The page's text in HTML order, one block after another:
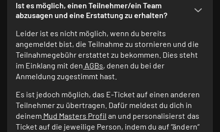
Ist es möglich, einen Teilnehmer/ein Team
abzusagen und eine Erstattung zu erhalten?
Leider ist es nicht möglich, wenn du bereits
angemeldet bist, die Teilnahme zu stornieren und die
Teilnahmegebühr erstattet zu bekommen. Dies steht
im Einklang mit den AGBs, denen du bei der
Anmeldung zugestimmt hast.
Es ist jedoch möglich, das E-Ticket auf einen anderen
Teilnehmer zu übertragen. Dafür meldest du dich in
deinem Mud Masters Profil an und personalisierst das
Ticket auf die jeweilige Person, indem du auf “ändern“